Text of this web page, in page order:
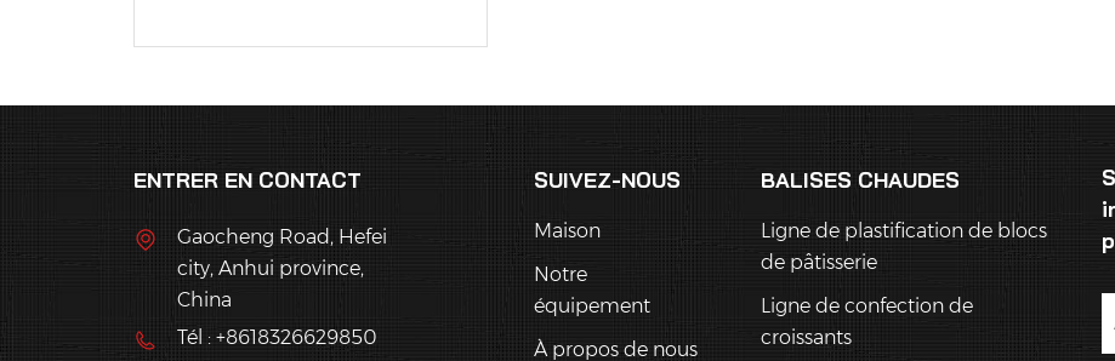
ENTRER EN CONTACT
Gaocheng Road, Hefei
city, Anhui province,
China
Tél : +8618326629850
SUIVEZ-NOUS
Maison
Notre
équipement
À propos de nous
BALISES CHAUDES
Ligne de plastification de blocs
de pâtisserie
Ligne de confection de
croissants